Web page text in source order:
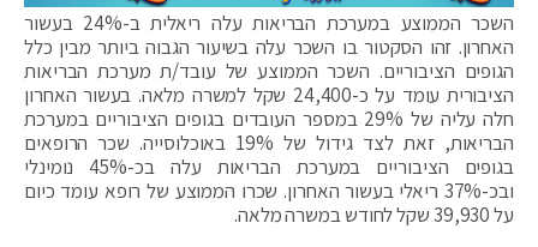
השכר הממוצע במערכת הבריאות עלה ריאלית ב-24% בעשור
האחרון. זהו הסקטור בו השכר עלה בשיעור הגבוה ביותר מבין כלל
הגופים הציבוריים. השכר הממוצע של עובד/ת מערכת הבריאות
הציבורית עומד על כ-24,400 שקל למשרה מלאה. בעשור האחרון
חלה עליה של 29% במספר העובדים בגופים הציבוריים במערכת
הבריאות, זאת לצד גידול של 19% באוכלוסייה. שכר הרופאים
בגופים הציבוריים במערכת הבריאות עלה בכ-45% נומינלי
ובכ-37% ריאלי בעשור האחרון. שכרו הממוצע של רופא עומד כיום
על 39,930 שקל לחודש במשרה מלאה.